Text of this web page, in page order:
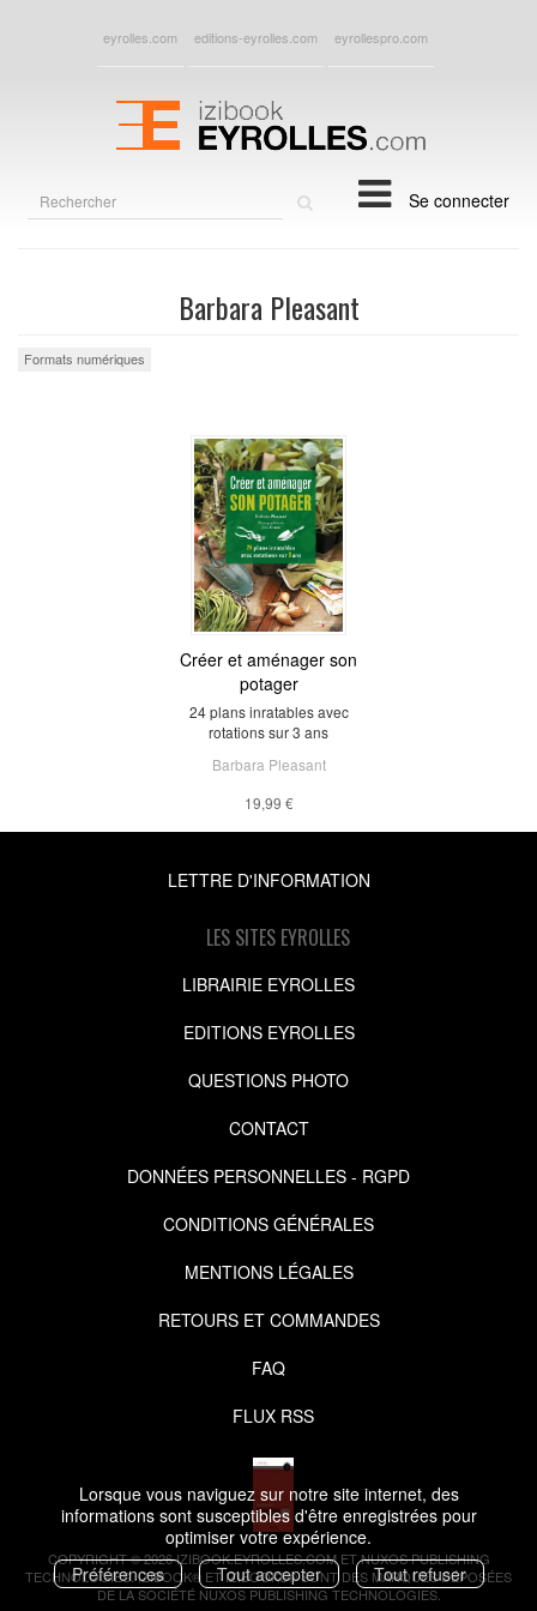
Lorsque vous naviguez sur notre site internet, des
informations sont susceptibles d'être enregistrées pour
optimiser votre expérience.
Préférences
Tout accepter Tout refuser
eyrolles.com editions-eyrolles.com eyrollespro.com
Se connecter
Barbara Pleasant
Formats numériques
Créer et aménager son
potager
24 plans inratables avec
rotations sur 3 ans
Barbara Pleasant
19,99 €
LETTRE D'INFORMATION
LES SITES EYROLLES
LIBRAIRIE EYROLLES
EDITIONS EYROLLES
QUESTIONS PHOTO
CONTACT
DONNÉES PERSONNELLES - RGPD
CONDITIONS GÉNÉRALES
MENTIONS LÉGALES
RETOURS ET COMMANDES
FAQ
FLUX RSS
COPYRIGHT © 2026 IZIBOOK.EYROLLES.COM ET NUXOS PUBLISHING
TECHNOLOGIES.IZIBOOK® ETIZIBOOKS®SONT DES MARQUES DÉPOSÉES
DE LA SOCIÉTÉ NUXOS PUBLISHING TECHNOLOGIES.